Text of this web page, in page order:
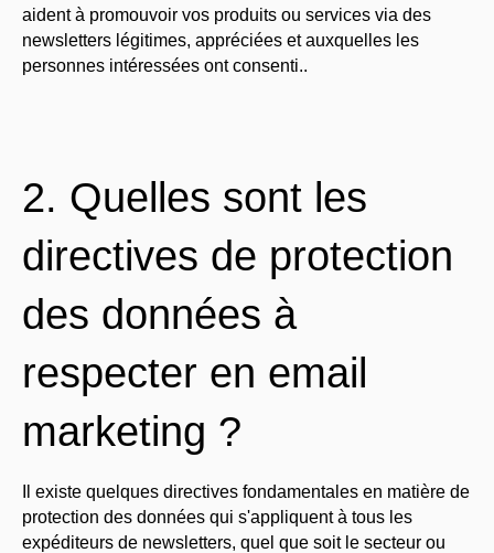
aident à promouvoir vos produits ou services via des
newsletters légitimes, appréciées et auxquelles les
personnes intéressées ont consenti..
2. Quelles sont les
directives de protection
des données à
respecter en email
marketing ?
Il existe quelques directives fondamentales en matière de
protection des données qui s'appliquent à tous les
expéditeurs de newsletters, quel que soit le secteur ou